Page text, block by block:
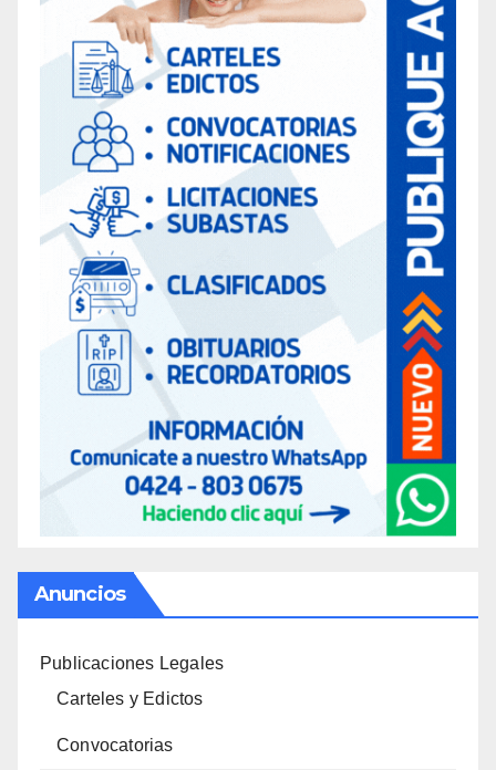
Anuncios
Publicaciones Legales
Carteles y Edictos
Convocatorias